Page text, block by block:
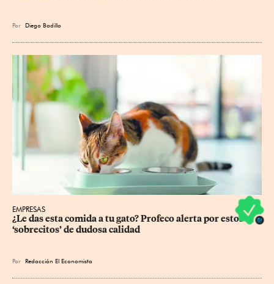
Por Diego Badillo
EMPRESAS
¿Le das esta comida a tu gato? Profeco alerta por estos
‘sobrecitos’ de dudosa calidad
Por Redacción El Economista